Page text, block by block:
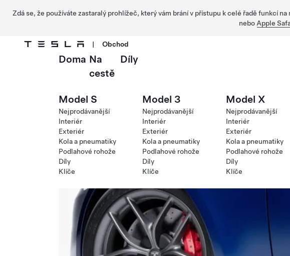
Zdá se, že používáte zastaralý prohlížeč, který vám brání v přístupu k celé řadě funkcí
nebo Apple
Přejít na hlavní obsah
| Obchod
Doma Na
cestě
Díly
Model S
Nejprodávanější
Interiér
Exteriér
Kola a pneumatiky
Podlahové rohože
Díly
Klíče
Model 3
Nejprodávanější
Interiér
Exteriér
Kola a pneumatiky
Podlahové rohože
Díly
Klíče
Model X
Nejprodávanější
Interiér
Exteriér
Kola a pneumatiky
Podlahové rohože
Díly
Klíče